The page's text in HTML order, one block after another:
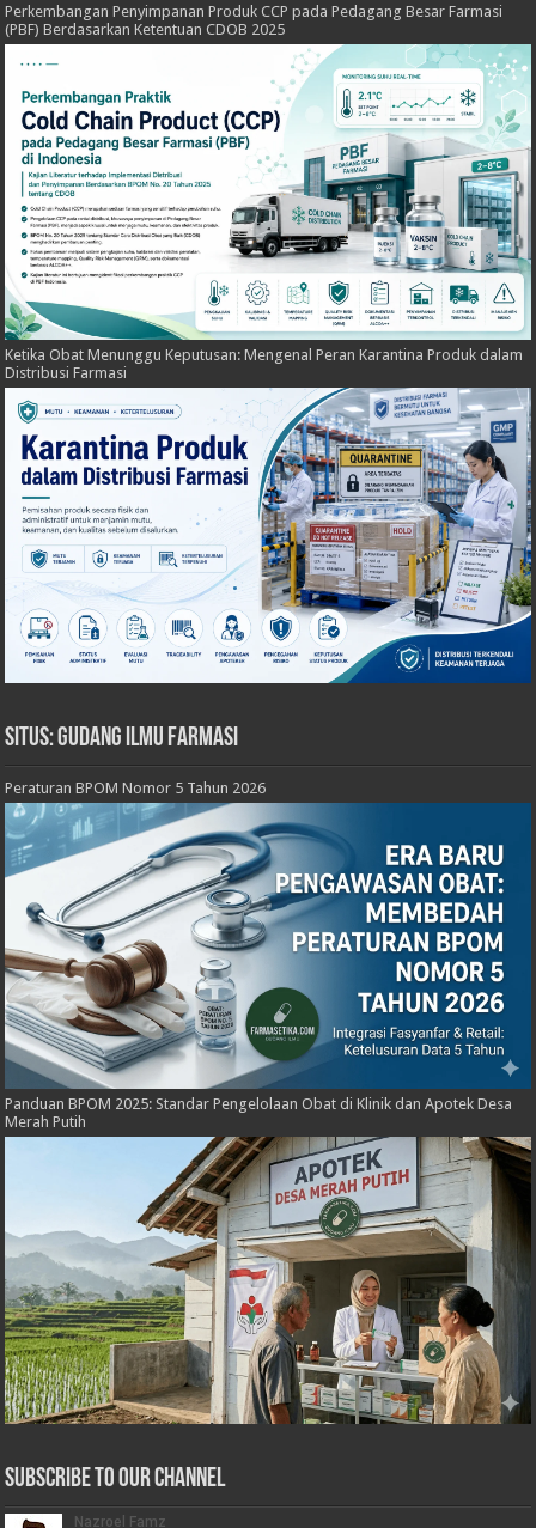
Perkembangan Penyimpanan Produk CCP pada Pedagang Besar Farmasi
(PBF) Berdasarkan Ketentuan CDOB 2025
Ketika Obat Menunggu Keputusan: Mengenal Peran Karantina Produk dalam
Distribusi Farmasi
Situs: Gudang Ilmu Farmasi
Peraturan BPOM Nomor 5 Tahun 2026
Panduan BPOM 2025: Standar Pengelolaan Obat di Klinik dan Apotek Desa
Merah Putih
Subscribe to our Channel